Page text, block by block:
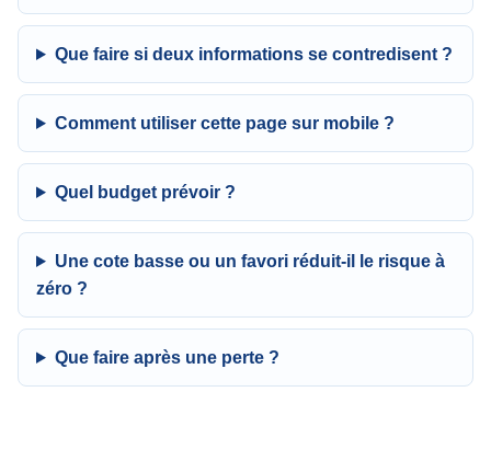
Que faire si deux informations se contredisent ?
Comment utiliser cette page sur mobile ?
Quel budget prévoir ?
Une cote basse ou un favori réduit-il le risque à
zéro ?
Que faire après une perte ?